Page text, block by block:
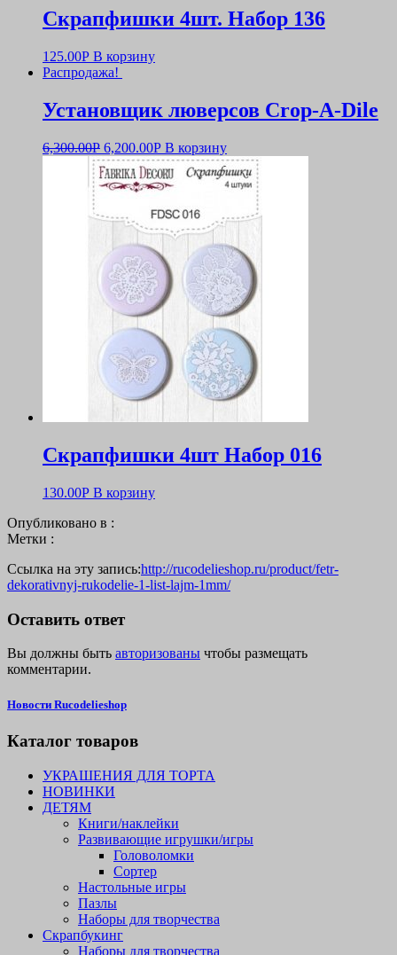
Скрапфишки 4шт. Набор 136
125.00Р В корзину
Распродажа!
Установщик люверсов Crop-A-Dile
6,300.00Р 6,200.00Р В корзину
Скрапфишки 4шт Набор 016
130.00Р В корзину
Опубликовано в :
Метки :
Ссылка на эту запись:http://rucodelieshop.ru/product/fetr-
dekorativnyj-rukodelie-1-list-lajm-1mm/
Оставить ответ
Вы должны быть авторизованы чтобы размещать
комментарии.
Новости Rucodelieshop
Каталог товаров
УКРАШЕНИЯ ДЛЯ ТОРТА
НОВИНКИ
ДЕТЯМ
Книги/наклейки
Развивающие игрушки/игры
Головоломки
Сортер
Настольные игры
Пазлы
Наборы для творчества
Скрапбукинг
Наборы для творчества